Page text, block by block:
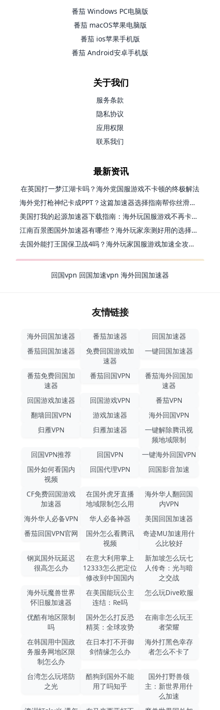
番茄 Windows PC电脑版
番茄 macOS苹果电脑版
番茄 ios苹果手机版
番茄 Android安卓手机版
关于我们
服务条款
隐私协议
应用权限
联系我们
最新资讯
在英国打一梦江湖卡吗？海外党国服游戏不卡顿的终极解法
海外党打枪神纪卡成PPT？这篇加速器选择指南帮你丝滑上分
美国打我的起源加速器下载指南：海外玩国服游戏不再卡的终极方案
江南百景图国外加速器有哪些？海外玩家亲测好用的选择与避坑指南
去国外能打王国保卫战4吗？海外玩家国服游戏加速全攻略（附公主连结幻想江湖实测）
回国vpn 回国加速vpn 海外回国加速器
友情链接
海外回国加速器 番茄加速器
回国加速器
番茄回国加速器
免费回国游戏加
速器
一键回国加速器
番茄免费回国加
速器
番茄回国VPN
番茄海外回国加
速器
回国游戏加速器
回国游戏VPN
番茄VPN
翻墙回国VPN
游戏加速器
海外回国VPN
归雁VPN
归雁加速器
一键解除腾讯视
频地域限制
回国VPN推荐
回国VPN
一键海外回国VPN
国外如何看国内
视频
回国代理VPN 回国影音加速
CF免费回国游戏
加速器
在国外虎牙直播
地域限制怎么用
海外华人翻回国
内VPN
海外华人必备VPN
华人必备神器
美国回国加速器
番茄回国VPN官网
国外怎么看腾讯
视频
奇迹MU加速用什
么比较好
钢岚国外玩延迟
很高怎么办
在意大利用掌上
12333怎么把定位
修改到中国国内
新加坡怎么玩七
人传奇：光与暗
之交战
海外玩魔兽世界
怀旧服加速器
在美国能玩公主
连结：Re吗
怎么玩Dive欧服
优酷有地区限制
吗
国外怎么打反恐
精英：全球攻势
在南非怎么玩王
者荣耀
在韩国用中国政
务服务网地区限
制怎么办
在日本打不开御
剑情缘怎么办
海外打黑色幸存
者怎么不卡了
台湾怎么玩塔防
之光
酷狗到国外不能
用了吗知乎
国外打野兽领
主：新世界用什
么加速